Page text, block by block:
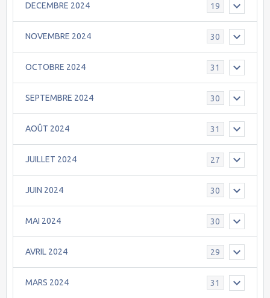
DECEMBRE 2024 19
NOVEMBRE 2024 30
OCTOBRE 2024 31
SEPTEMBRE 2024 30
AOÛT 2024 31
JUILLET 2024 27
JUIN 2024 30
MAI 2024 30
AVRIL 2024 29
MARS 2024 31